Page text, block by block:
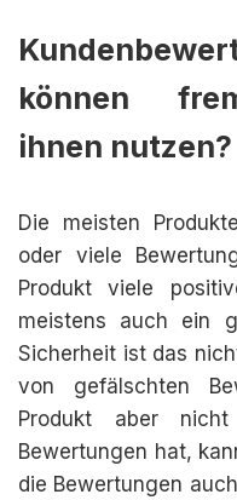
können
ihnen nutzen?
Die meisten
oder viele
Produkt viele
meistens auch ein
Sicherheit ist das
von gefälschten
Produkt aber
Bewertungen hat,
die Bewertungen